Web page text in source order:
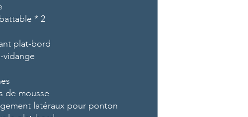
* 2
plat-bord
vidange
de mousse
latéraux pour ponton